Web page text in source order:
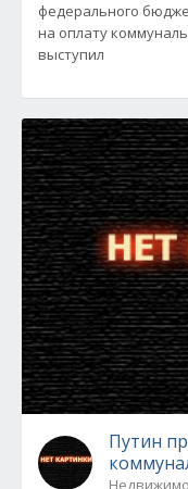
федерального
на оплату
выступил
Путин